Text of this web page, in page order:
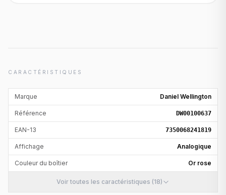
CARACTÉRISTIQUES
Marque Daniel Wellington
Référence DW00100637
EAN-13 7350068241819
Affichage Analogique
Couleur du boîtier Or rose
Voir toutes les caractéristiques (18)